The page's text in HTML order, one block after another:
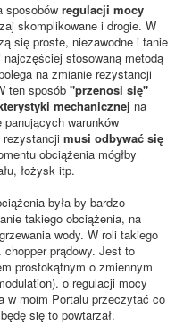
sposobów regulacji mocy
skomplikowane i drogie. W
się proste, niezawodne i tanie
stosowaną metodą
na zmianie rezystancji
ten sposób "przenosi się"
mechanicznej na
warunków
rezystancji musi odbywać się
obciążenia mógłby
łożysk itp.
była by bardzo
takiego obciążenia, na
wody. W roli takiego
chopper prądowy. Jest to
prostokątnym o zmiennym
o regulacji mocy
w moim Portalu przeczytać co
się to powtarzał.